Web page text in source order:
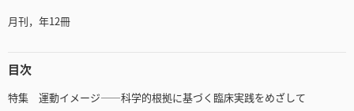
月刊，年12冊
目次
特集 運動イメージ――科学的根拠に基づく臨床実践をめざして